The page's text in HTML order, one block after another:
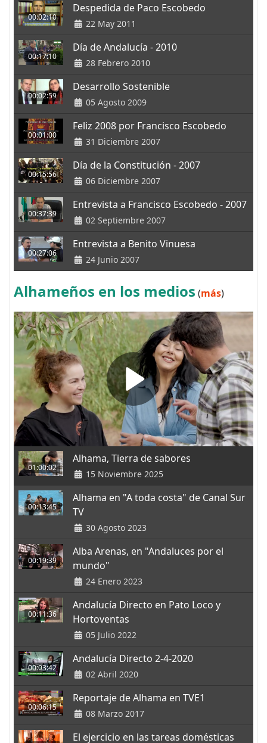
00:02:10
Despedida de Paco Escobedo
22 May 2011
00:17:10
Día de Andalucía - 2010
28 Febrero 2010
00:02:59
Desarrollo Sostenible
05 Agosto 2009
00:01:00
Feliz 2008 por Francisco Escobedo
31 Diciembre 2007
00:15:56
Día de la Constitución - 2007
06 Diciembre 2007
00:37:39
Entrevista a Francisco Escobedo - 2007
02 Septiembre 2007
00:27:06
Entrevista a Benito Vinuesa
24 Junio 2007
Alhameños en los medios (más)
01:00:02
Alhama, Tierra de sabores
15 Noviembre 2025
00:13:45
Alhama en "A toda costa" de Canal Sur
TV
30 Agosto 2023
00:19:39
Alba Arenas, en "Andaluces por el
mundo"
24 Enero 2023
00:11:36
Andalucía Directo en Pato Loco y
Hortoventas
05 Julio 2022
00:03:42
Andalucía Directo 2-4-2020
02 Abril 2020
00:06:15
Reportaje de Alhama en TVE1
08 Marzo 2017
El ejercicio en las tareas domésticas